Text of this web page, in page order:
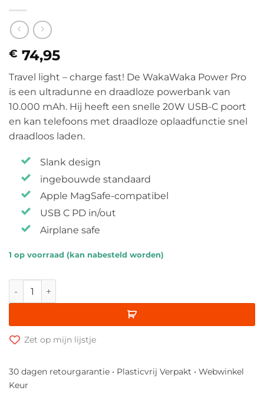
€ 74,95
Travel light – charge fast! De WakaWaka Power Pro
is een ultradunne en draadloze powerbank van
10.000 mAh. Hij heeft een snelle 20W USB-C poort
en kan telefoons met draadloze oplaadfunctie snel
draadloos laden.
Slank design
ingebouwde standaard
Apple MagSafe-compatibel
USB C PD in/out
Airplane safe
1 op voorraad (kan nabesteld worden)
WakaWaka Power Pro - Wireless Powerbank aantal
Zet op mijn lijstje
30 dagen retourgarantie • Plasticvrij Verpakt • Webwinkel
Keur